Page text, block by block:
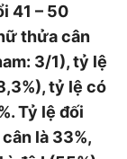
41 – 50
thửa cân
3/1), tỷ lệ
tỷ lệ có
Tỷ lệ đối
là 33%,